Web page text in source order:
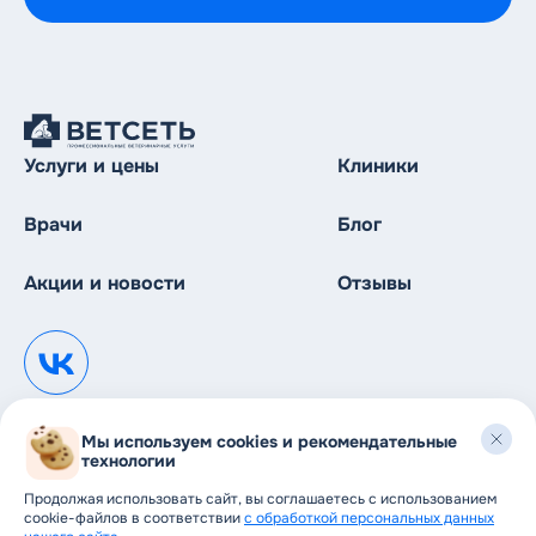
Услуги и цены Клиники
Врачи Блог
Акции и новости Отзывы
© 1999—2026
ООО Сеть Ветеринарных клиник mail@vetseti.ru
Ветеринарные услуги: терапия, хирургия,
Мы используем cookies и рекомендательные
технологии
Продолжая использовать сайт, вы соглашаетесь с использованием
cookie-файлов в соответствиис обработкой персональных данных